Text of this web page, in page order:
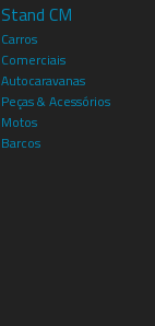
Stand CM
Carros
Comerciais
Autocaravanas
Peças & Acessórios
Motos
Barcos